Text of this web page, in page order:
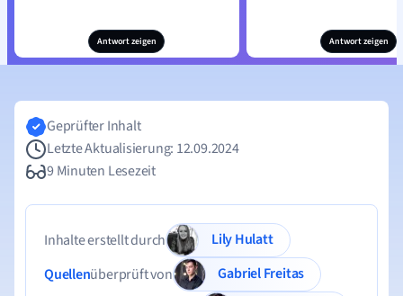
Antwort zeigen Antwort zeigen
Geprüfter Inhalt
Letzte Aktualisierung: 12.09.2024
9 Minuten Lesezeit
Inhalte erstellt durch
Lily Hulatt
Quellenüberprüft von
Gabriel Freitas